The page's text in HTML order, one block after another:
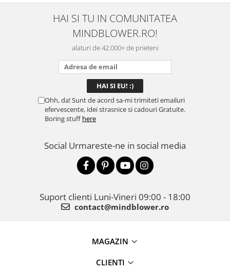
este sigură, fără scurgeri. O
folosesc aproape zilnic la
serviciu și sunt foarte
dimensiunea este
potrivită. Sunt foarte
mulțumită de achiziție și o
recomand celor care vor
HAI SI TU IN COMUNITATEA
MINDBLOWER.RO!
alaturi de 42.000+ de prieteni
Ohh, da! Sunt de acord sa-mi trimiteti emailuri
efervescente, idei strasnice si cadouri Gratuite.
Boring stuffhere
Social Urmareste-ne in social media
Suport clienti Luni-Vineri 09:00 - 18:00
contact@mindblower.ro
MAGAZIN
CLIENTI